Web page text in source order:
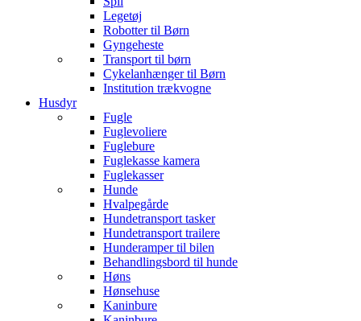
Legetøj
Robotter til Børn
Gyngeheste
Transport til børn
Cykelanhænger til Børn
Institution trækvogne
Husdyr
Fugle
Fuglevoliere
Fuglebure
Fuglekasse kamera
Fuglekasser
Hunde
Hvalpegårde
Hundetransport tasker
Hundetransport trailere
Hunderamper til bilen
Behandlingsbord til hunde
Høns
Hønsehuse
Kaninbure